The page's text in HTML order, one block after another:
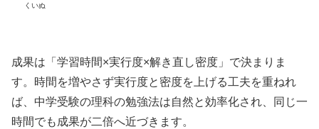
くいぬ
成果は「学習時間×実行度×解き直し密度」で決まりま
す。時間を増やさず実行度と密度を上げる工夫を重ねれ
ば、中学受験の理科の勉強法は自然と効率化され、同じ一
時間でも成果が二倍へ近づきます。